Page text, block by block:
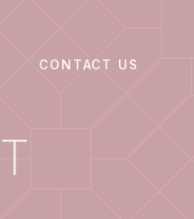
CONTACT US